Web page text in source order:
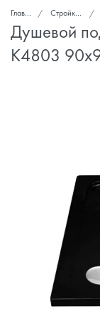
Главная Стройка и ремонт
Душевой
K4803